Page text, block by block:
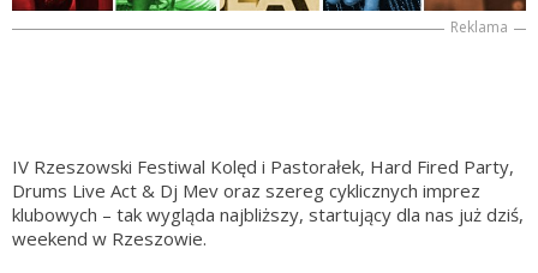
Reklama
IV Rzeszowski Festiwal Kolęd i Pastorałek, Hard Fired Party,
Drums Live Act & Dj Mev oraz szereg cyklicznych imprez
klubowych – tak wygląda najbliższy, startujący dla nas już dziś,
weekend w Rzeszowie.